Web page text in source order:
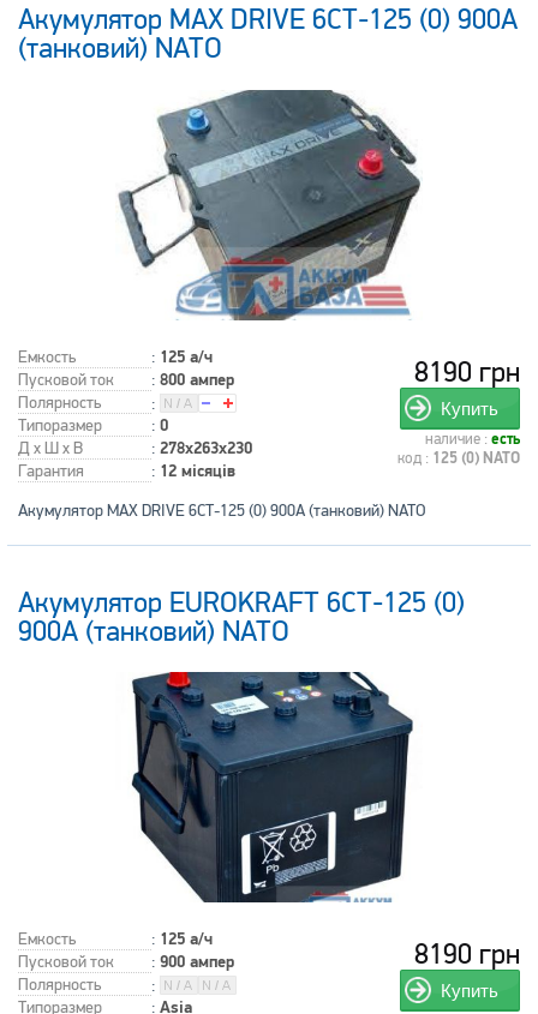
Акумулятор MAX DRIVE 6СТ-125 (0) 900А
(танковий) NATO
Емкость : 125 а/ч
Пусковой ток : 800 ампер
Полярность
:
Типоразмер
: 0
Д x Ш x В : 278x263x230
Гарантия : 12 місяців
8190 грн
Купить
наличие : есть
код : 125 (0) NATO
Акумулятор MAX DRIVE 6СТ-125 (0) 900А (танковий) NATO
Акумулятор EUROKRAFT 6СТ-125 (0)
900А (танковий) NATO
Емкость : 125 а/ч
Пусковой ток : 900 ампер
Полярность
:
Типоразмер
: Asia
8190 грн
Купить